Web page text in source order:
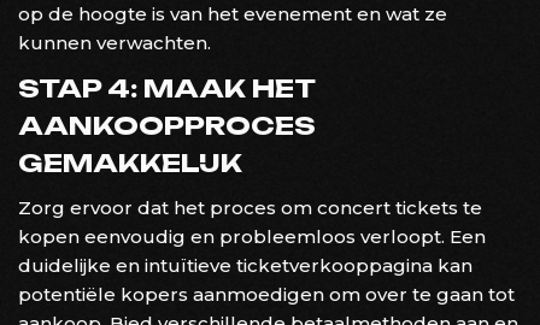
op de hoogte is van het evenement en wat ze
kunnen verwachten.
STAP 4: MAAK HET
AANKOOPPROCES
GEMAKKELIJK
Zorg ervoor dat het proces om concert tickets te
kopen eenvoudig en probleemloos verloopt. Een
duidelijke en intuïtieve ticketverkooppagina kan
potentiële kopers aanmoedigen om over te gaan tot